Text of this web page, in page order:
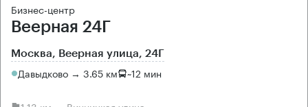
Бизнес-центр
Веерная 24Г
Москва, Веерная улица, 24Г
Давыдково → 3.65 км ~12 мин